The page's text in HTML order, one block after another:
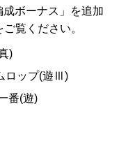
ボーナス」を追加
覧ください。
)
ロップ(遊Ⅲ)
番(遊)